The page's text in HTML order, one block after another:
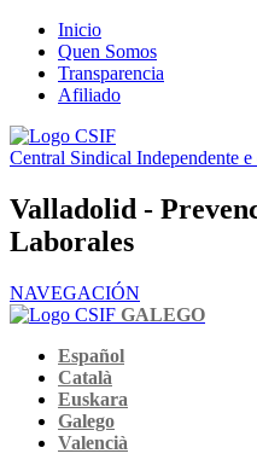
Inicio
Quen Somos
Transparencia
Afiliado
Central Sindical Independente
Valladolid -
Laborales
NAVEGACIÓN
GALEGO
Español
Català
Euskara
Galego
Valencià